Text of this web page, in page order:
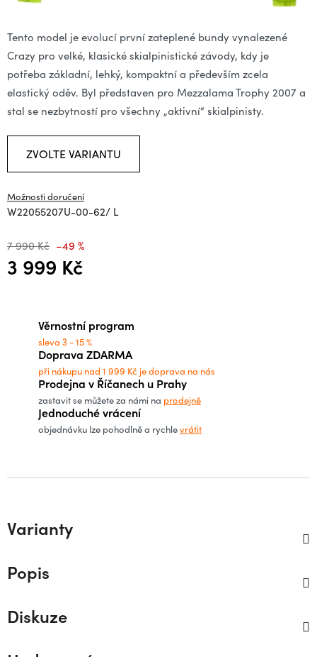
Tento model je evolucí první zateplené bundy vynalezené
Crazy pro velké, klasické skialpinistické závody, kdy je
potřeba základní, lehký, kompaktní a především zcela
elastický oděv. Byl představen pro Mezzalama Trophy 2007 a
stal se nezbytností pro všechny „aktivní“ skialpinisty.
ZVOLTE VARIANTU
Možnosti doručení
W22055207U-00-62/ L
7 990 Kč –49 %
3 999 Kč
Věrnostní program
sleva 3 - 15 %
Doprava ZDARMA
při nákupu nad 1 999 Kč je doprava na nás
Prodejna v Říčanech u Prahy
zastavit se můžete za námi na prodejně
Jednoduché vrácení
objednávku lze pohodlně a rychlevrátit
Varianty
Popis
Diskuze